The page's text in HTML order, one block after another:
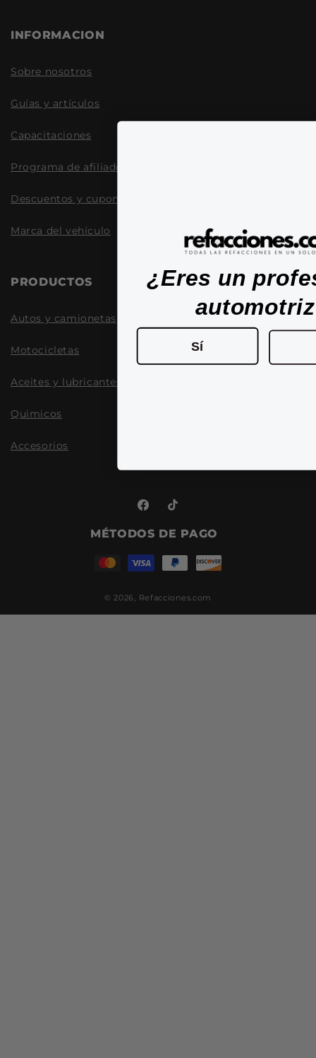
INFORMACION
Sobre nosotros
Guías y artículos
Capacitaciones
Programa de afiliados
Descuentos y cupones
Marca del vehículo
PRODUCTOS
Autos y camionetas
Motocicletas
Aceites y lubricantes
Quimicos
Accesorios
FacebookTikTok
MÉTODOS DE PAGO
© 2026, Refacciones.com
¿Eres un
Sí